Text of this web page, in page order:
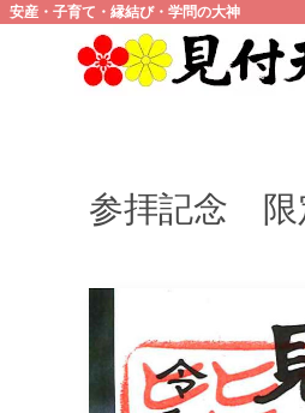
安産・子育て・縁結び・学問の大神
参拝記念 限